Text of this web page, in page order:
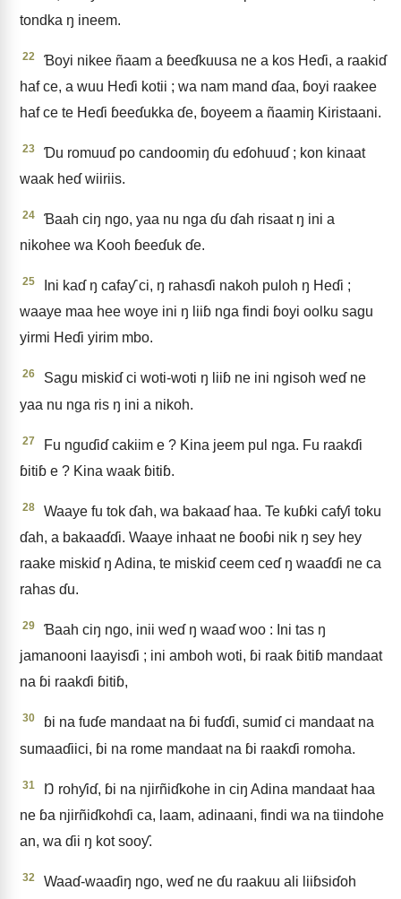
tondka ŋ ineem.
22
Ɓoyi nikee ñaam a ɓeeɗkuusa ne a kos Heɗi, a raakiɗ
haf ce, a wuu Heɗi kotii ; wa nam mand ɗaa, ɓoyi raakee
haf ce te Heɗi ɓeeɗukka ɗe, ɓoyeem a ñaamiŋ Kiristaani.
23
Ɗu romuuɗ po candoomiŋ ɗu eɗohuuɗ ; kon kinaat
waak heɗ wiiriis.
24
Ɓaah ciŋ ngo, yaa nu nga ɗu ɗah risaat ŋ ini a
nikohee wa Kooh ɓeeɗuk ɗe.
25
Ini kaɗ ŋ cafaƴ ci, ŋ rahasɗi nakoh puloh ŋ Heɗi ;
waaye maa hee woye ini ŋ liiɓ nga findi ɓoyi oolku sagu
yirmi Heɗi yirim mbo.
26
Sagu miskiɗ ci woti-woti ŋ liiɓ ne ini ngisoh weɗ ne
yaa nu nga ris ŋ ini a nikoh.
27
Fu nguɗiɗ cakiim e ? Kina jeem pul nga. Fu raakɗi
ɓitiɓ e ? Kina waak ɓitiɓ.
28
Waaye fu tok ɗah, wa bakaaɗ haa. Te kuɓki cafƴi toku
ɗah, a bakaaɗɗi. Waaye inhaat ne ɓooɓi nik ŋ sey hey
raake miskiɗ ŋ Adina, te miskiɗ ceem ceɗ ŋ waaɗɗi ne ca
rahas ɗu.
29
Ɓaah ciŋ ngo, inii weɗ ŋ waaɗ woo : Ini tas ŋ
jamanooni laayisɗi ; ini amboh woti, ɓi raak ɓitiɓ mandaat
na ɓi raakɗi ɓitiɓ,
30
ɓi na fuɗe mandaat na ɓi fuɗɗi, sumiɗ ci mandaat na
sumaaɗiici, ɓi na rome mandaat na ɓi raakɗi romoha.
31
Ŋ rohƴiɗ, ɓi na njirñiɗkohe in ciŋ Adina mandaat haa
ne ɓa njirñiɗkohɗi ca, laam, adinaani, findi wa na tiindohe
an, wa ɗii ŋ kot sooƴ.
32
Waaɗ-waaɗiŋ ngo, weɗ ne ɗu raakuu ali liiɓsiɗoh